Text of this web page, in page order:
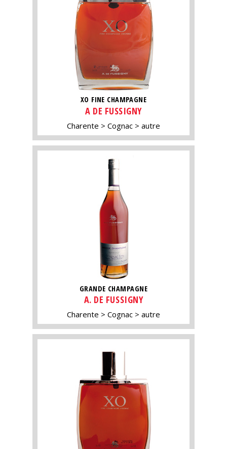
XO FINE CHAMPAGNE
A DE FUSSIGNY
Charente Cognac autre
GRANDE CHAMPAGNE
A. DE FUSSIGNY
Charente Cognac autre